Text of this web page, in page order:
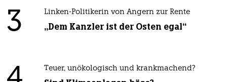
3 Linken-Politikerin von Angern zur Rente
„Dem Kanzler ist der Osten egal“
Teuer, unökologisch und krankmachend?